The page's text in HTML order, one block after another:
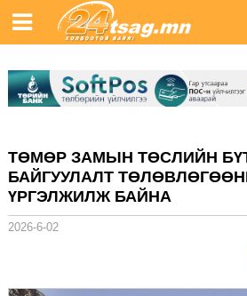
ТӨМӨР ЗАМЫН ТӨСЛИЙН
БАЙГУУЛАЛТ
ҮРГЭЛЖИЛЖ БАЙНА
2026-6-02